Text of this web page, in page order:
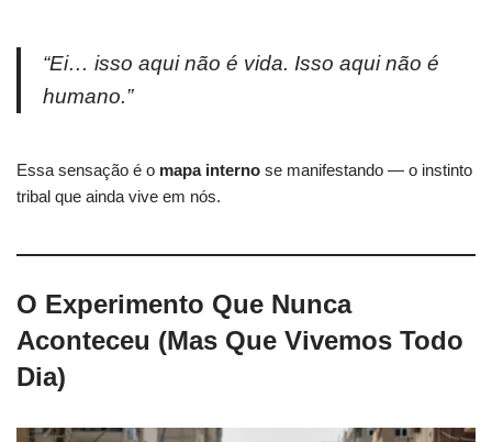
“Ei… isso aqui não é vida. Isso aqui não é
humano.”
Essa sensação é o mapa interno se manifestando — o instinto
tribal que ainda vive em nós.
O Experimento Que Nunca
Aconteceu (Mas Que Vivemos Todo
Dia)